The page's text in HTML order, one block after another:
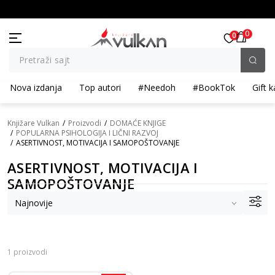
Pretraži sajt
0 0
Nova izdanja Top autori #Needoh #BookTok Gift
Knjižare Vulkan Proizvodi
DOMAĆE KNJIGE
POPULARNA PSIHOLOGIJA I LIČNI RAZVOJ
ASERTIVNOST, MOTIVACIJA I SAMOPOŠTOVANJE
ASERTIVNOST, MOTIVACIJA I
SAMOPOŠTOVANJE
1 proizvodi